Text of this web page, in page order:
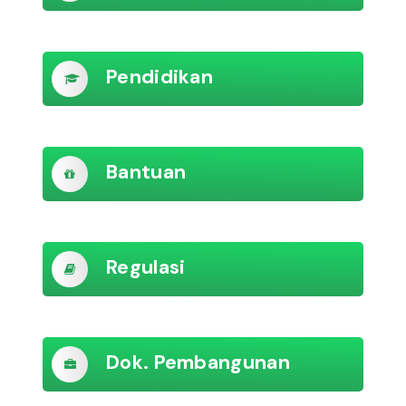
Pendidikan
Bantuan
Regulasi
Dok. Pembangunan